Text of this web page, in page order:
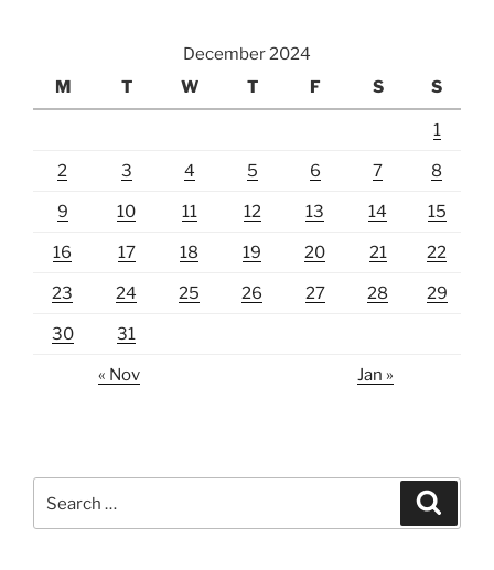
December 2024
M
T W T F S S
1
2 3 4 5 6 7 8
9 10 11 12 13 14 15
16 17 18 19 20 21 22
23 24 25 26 27 28 29
30 31
« Nov Jan »
for: